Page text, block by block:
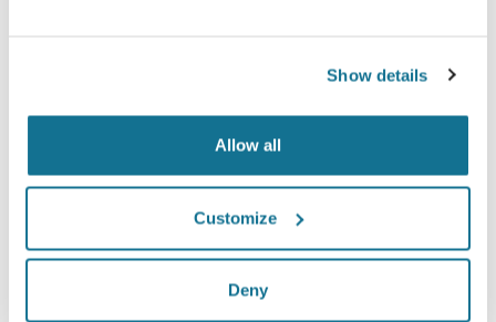
Show details
Allow all
Customize
Deny
*Mayıs 2010 ile Eylül 2011 arasında İsviçre'de ameliyat olan